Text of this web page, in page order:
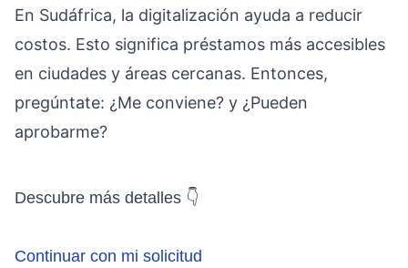
En Sudáfrica, la digitalización ayuda a reducir
costos. Esto significa préstamos más accesibles
en ciudades y áreas cercanas. Entonces,
pregúntate: ¿Me conviene? y ¿Pueden
aprobarme?
Descubre más detalles 👇
Continuar con mi solicitud